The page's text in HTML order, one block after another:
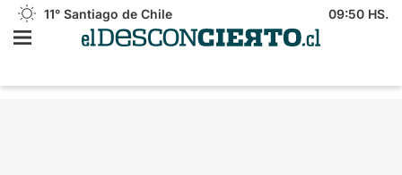
11° Santiago de Chile 09:50 HS.